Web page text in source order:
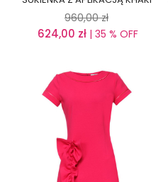
960,00 zł
624,00 zł| 35 % OFF